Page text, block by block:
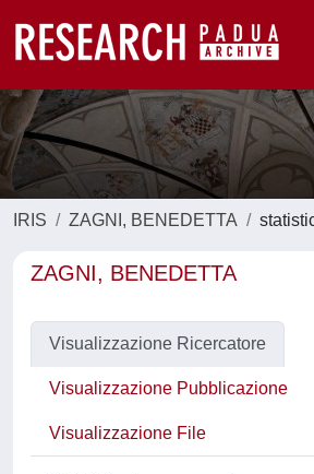
IRIS ZAGNI, BENEDETTA
ZAGNI, BENEDETTA
Visualizzazione Ricercatore
Visualizzazione Pubblicazione
Visualizzazione File